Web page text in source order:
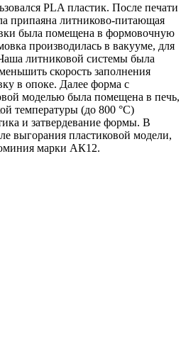
PLA пластик. После печати
припаяна литниково-питающая
была помещена в формовочную
производилась в вакууме, для
литниковой системы была
скорость заполнения
в опоке. Далее форма с
моделью была помещена в печь,
температуры (до 800 °С)
и затвердевание формы. В
выгорания пластиковой модели,
марки АК12.